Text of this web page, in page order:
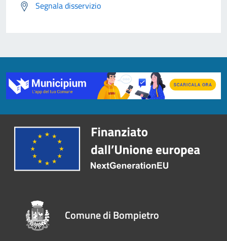
Segnala disservizio
Comune di Bompietro